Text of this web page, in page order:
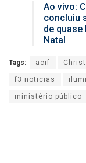
Ao vivo:
concluiu
de
Natal
Tags: acif
f3 noticias
ministério público